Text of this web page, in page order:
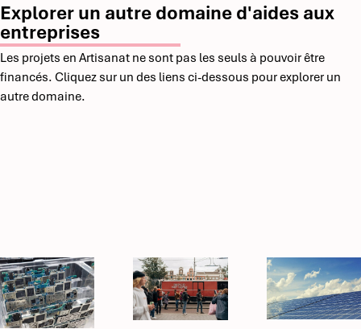
Explorer un autre domaine d'aides aux
entreprises
Les projets en Artisanat ne sont pas les seuls à pouvoir être
financés. Cliquez sur un des liens ci-dessous pour explorer un
autre domaine.